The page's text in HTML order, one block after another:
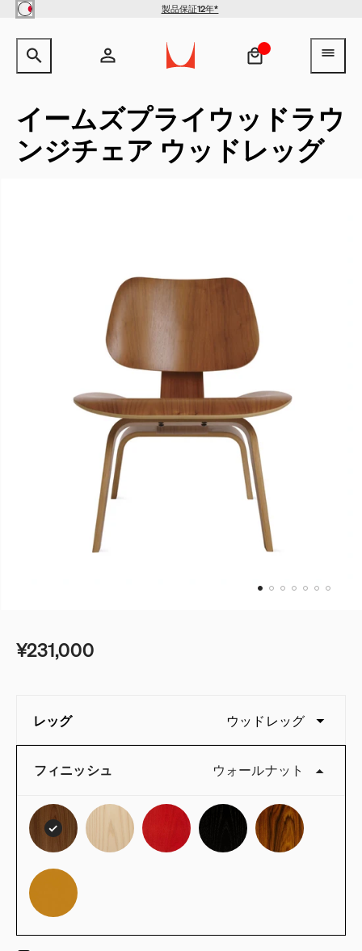
Skip to main content 製品保証12年*
サイト内検索のためのテキストを入力してください。
ヘッダー検索ボックスをオープン
アカウント
新規登録
イームズプライウッドラウ
ンジチェア ウッドレッグ
¥231,000
レッグ ウッドレッグ
フィニッシュ ウォールナット